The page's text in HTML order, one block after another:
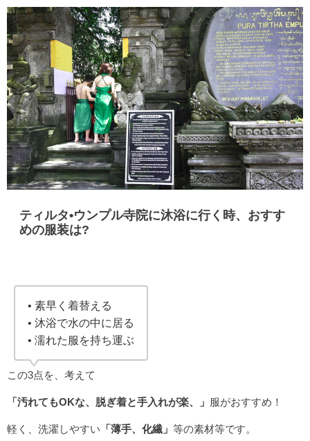
ティルタ•ウンプル寺院に沐浴に行く時、おすす
めの服装は?
• 素早く着替える
• 沐浴で水の中に居る
• 濡れた服を持ち運ぶ
この3点を、考えて
「汚れてもOKな、脱ぎ着と手入れが楽、」 服がおすすめ！
軽く、洗濯しやすい 「薄手、化繊」 等の素材等です。